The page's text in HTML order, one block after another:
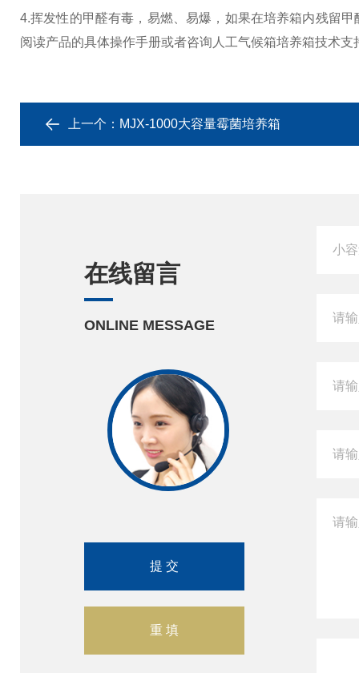
4.挥发性的甲醛有毒，易燃、易爆，如果在培养箱内残留
阅读产品的具体操作手册或者咨询人工气候箱培养箱技术支
上一个： MJX-1000大容量霉菌培养箱
在线留言
ONLINE MESSAGE